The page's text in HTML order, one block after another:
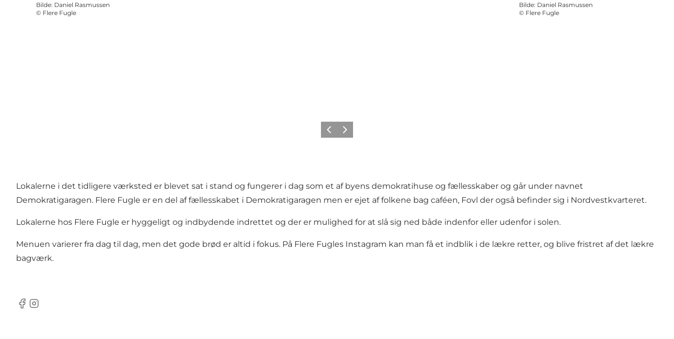
Bilde: Daniel Rasmussen
© Flere Fugle
Bilde: Daniel Rasmussen
© Flere Fugle
ForrigeNeste
Lokalerne i det tidligere værksted er blevet sat i stand og fungerer i dag som et af byens demokratihuse og fællesskaber og går under navnet
Demokratigaragen. Flere Fugle er en del af fællesskabet i Demokratigaragen men er ejet af folkene bag caféen, Fovl der også befinder sig i Nordvestkvarteret.
Lokalerne hos Flere Fugle er hyggeligt og indbydende indrettet og der er mulighed for at slå sig ned både indenfor eller udenfor i solen.
Menuen varierer fra dag til dag, men det gode brød er altid i fokus. På Flere Fugles Instagram kan man få et indblik i de lækre retter, og blive fristret af det lækre
bagværk.
Facebook
Instagram